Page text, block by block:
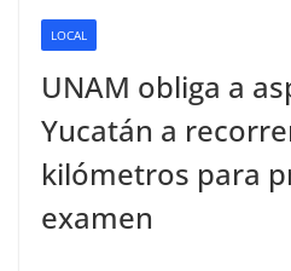
LOCAL
UNAM obliga a
Yucatán a
kilómetros para
examen